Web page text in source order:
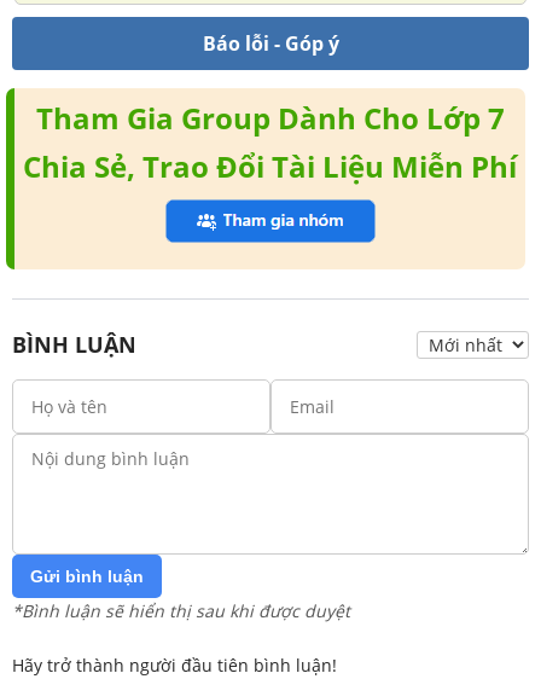
Báo lỗi - Góp ý
Tham Gia Group Dành Cho Lớp 7
Chia Sẻ, Trao Đổi Tài Liệu Miễn Phí
BÌNH LUẬN
Gửi bình luận
*Bình luận sẽ hiển thị sau khi được duyệt
Hãy trở thành người đầu tiên bình luận!